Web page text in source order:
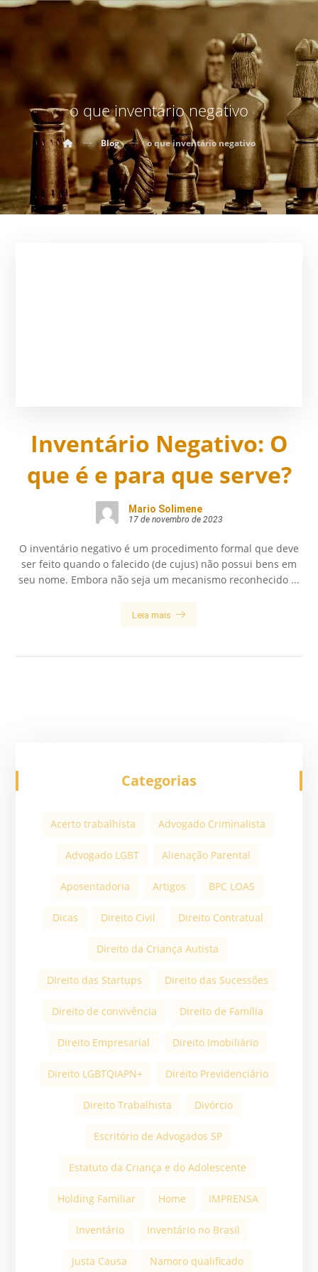
o que inventário negativo
Blog o que inventário negativo
Inventário Negativo: O
que é e para que serve?
Mario Solimene
17 de novembro de 2023
O inventário negativo é um procedimento formal que deve
ser feito quando o falecido (de cujus) não possui bens em
seu nome. Embora não seja um mecanismo reconhecido ...
Leia mais
Categorias
Acerto trabalhista Advogado Criminalista
Advogado LGBT Alienação Parental
Aposentadoria Artigos BPC LOAS
Dicas Direito Civil Direito Contratual
Direito da Criança Autista
DIreito das Startups Direito das Sucessões
Direito de convivência Direito de Família
Direito Empresarial Direito Imobiliário
Direito LGBTQIAPN+ Direito Previdenciário
Direito Trabalhista Divórcio
Escritório de Advogados SP
Estatuto da Criança e do Adolescente
Holding Familiar Home IMPRENSA
Inventário Inventário no Brasil
Justa Causa Namoro qualificado